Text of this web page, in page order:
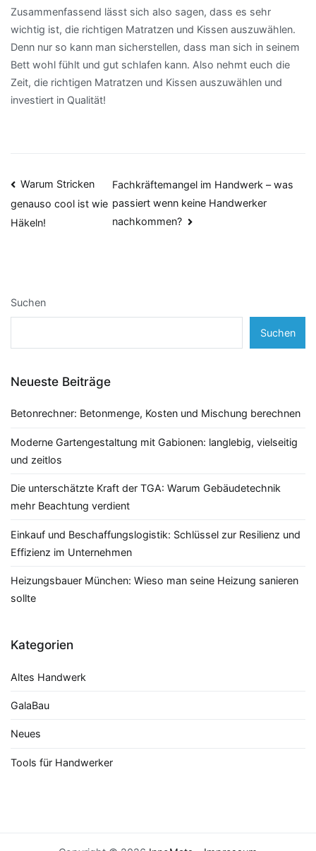
Zusammenfassend lässt sich also sagen, dass es sehr
wichtig ist, die richtigen Matratzen und Kissen auszuwählen.
Denn nur so kann man sicherstellen, dass man sich in seinem
Bett wohl fühlt und gut schlafen kann. Also nehmt euch die
Zeit, die richtigen Matratzen und Kissen auszuwählen und
investiert in Qualität!
Beitragsnavigation
Warum Stricken
genauso cool ist wie
Häkeln!
Fachkräftemangel im Handwerk – was
passiert wenn keine Handwerker
nachkommen?
Suchen
Suchen
Neueste Beiträge
Betonrechner: Betonmenge, Kosten und Mischung berechnen
Moderne Gartengestaltung mit Gabionen: langlebig, vielseitig
und zeitlos
Die unterschätzte Kraft der TGA: Warum Gebäudetechnik
mehr Beachtung verdient
Einkauf und Beschaffungslogistik: Schlüssel zur Resilienz und
Effizienz im Unternehmen
Heizungsbauer München: Wieso man seine Heizung sanieren
sollte
Kategorien
Altes Handwerk
GalaBau
Neues
Tools für Handwerker